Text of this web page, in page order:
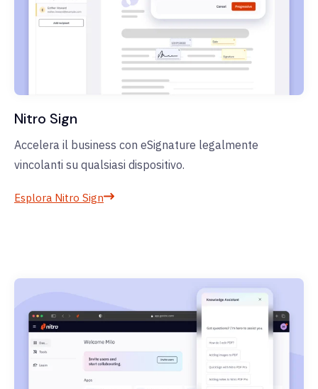
Nitro Sign
Accelera il business con eSignature legalmente
vincolanti su qualsiasi dispositivo.
Esplora Nitro Sign